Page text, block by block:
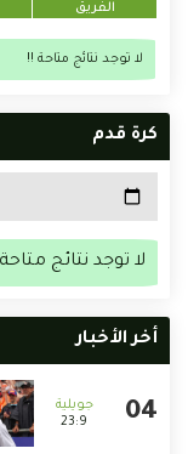
الفريق
لا توجد نتائج متاحة !!
كرة قدم
لا توجد نتائج
أخر الأخبار
23:9